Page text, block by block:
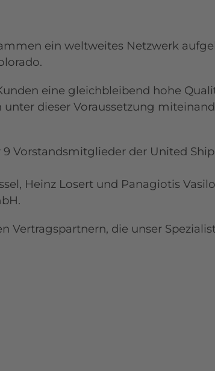
ein weltweites Netzwerk
eine gleichbleibend hohe
dieser Voraussetzung
9 Vorstandsmitglieder der United
Heinz Losert und Panagiotis
Vertragspartnern, die unser